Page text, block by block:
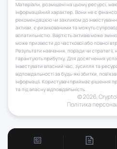
Матеріали, розміщені на цьому ресурсі,
інформаційний характер. Вони не є
рекомендацією чи закликом до
активи, є ризикованими та можуть
волатильністю. Вартість активів може
може призвести до часткової або повної
Результати навчання, поради чи стратегії,
гарантують прибутку. Для досягнення
інвестувати власний час, зусилля та
відповідальності за будь-які збитки,
інформації. Користувач приймає рішення
та під власну відповідальність.
© 2026,
Політика